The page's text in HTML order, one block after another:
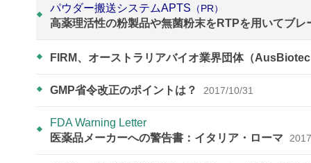
パウダー搬送システムAPTS （PR）
高薬理活性の粉製品や無菌粉末をRTPを用いてブ
FIRM、オーストラリアバイオ業界団体（
GMP省令改正のポイントは？ 2017/10/31
FDA Warning Letter
医薬品メーカーへの警告書：イタリア・ローマ